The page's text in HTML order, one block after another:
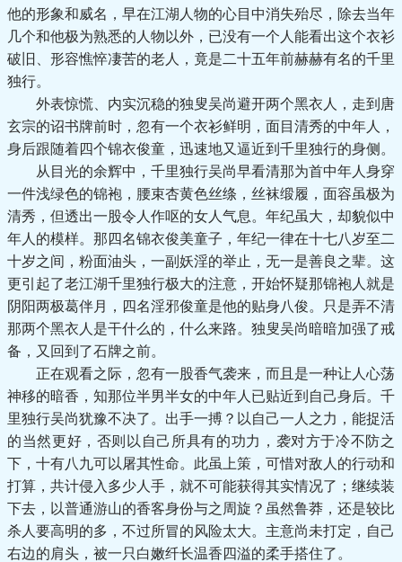
他的形象和威名，早在江湖人物的心目中消失殆尽，除去当年
几个和他极为熟悉的人物以外，已没有一个人能看出这个衣衫
破旧、形容憔悴凄苦的老人，竟是二十五年前赫赫有名的千里
独行。
外表惊慌、内实沉稳的独叟吴尚避开两个黑衣人，走到唐
玄宗的诏书牌前时，忽有一个衣衫鲜明，面目清秀的中年人，
身后跟随着四个锦衣俊童，迅速地又逼近到千里独行的身侧。
从目光的余辉中，千里独行吴尚早看清那为首中年人身穿
一件浅绿色的锦袍，腰束杏黄色丝绦，丝袜缎履，面容虽极为
清秀，但透出一股令人作呕的女人气息。年纪虽大，却貌似中
年人的模样。那四名锦衣俊美童子，年纪一律在十七八岁至二
十岁之间，粉面油头，一副妖淫的举止，无一是善良之辈。这
更引起了老江湖千里独行极大的注意，开始怀疑那锦袍人就是
阴阳两极葛伴月，四名淫邪俊童是他的贴身八俊。只是弄不清
那两个黑衣人是干什么的，什么来路。独叟吴尚暗暗加强了戒
备，又回到了石牌之前。
正在观看之际，忽有一股香气袭来，而且是一种让人心荡
神移的暗香，知那位半男半女的中年人已贴近到自己身后。千
里独行吴尚犹豫不决了。出手一搏？以自己一人之力，能捉活
的当然更好，否则以自己所具有的功力，袭对方于冷不防之
下，十有八九可以屠其性命。此虽上策，可惜对敌人的行动和
打算，共计侵入多少人手，就不可能获得其实情况了；继续装
下去，以普通游山的香客身份与之周旋？虽然鲁莽，还是较比
杀人要高明的多，不过所冒的风险太大。主意尚未打定，自己
右边的肩头，被一只白嫩纤长温香四溢的柔手搭住了。